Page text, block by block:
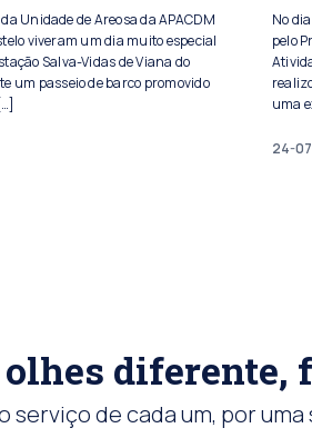
Unidade de Areosa da APACDM
viveram um dia muito especial
Salva-Vidas de Viana do
um passeio de barco promovido
No
pelo
uma
24-
diferente,
serviço de cada um, por